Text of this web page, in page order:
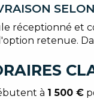
réceptionné et
retenue.
à 1 500 €